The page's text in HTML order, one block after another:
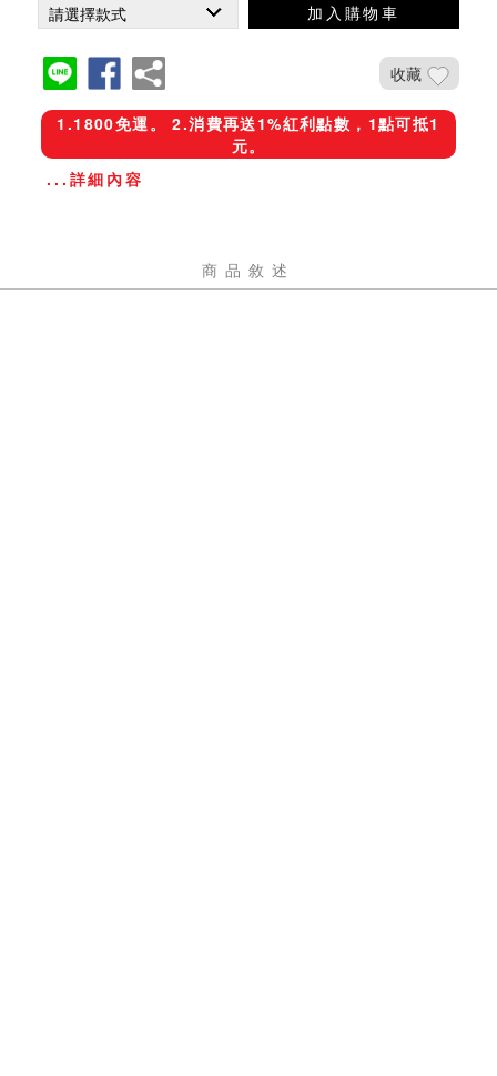
加入購物車
收藏
1.1800免運。 2.消費再送1%紅利點數，1點可抵1
元。
...詳細內容
商品敘述